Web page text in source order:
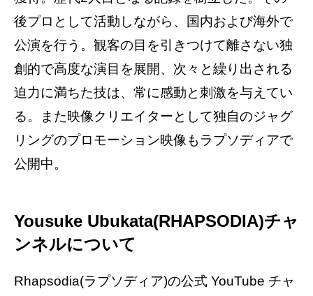
後プロとして活動しながら、国内および海外で
公演を行う。観客の目を引きつけて離さない独
創的で高度な演目を展開、次々と繰り出される
迫力に満ちた技は、常に感動と刺激を与えてい
る。また映像クリエイターとして独自のジャグ
リングのプロモーション映像もラプソディアで
公開中。
Yousuke Ubukata(RHAPSODIA)チャ
ンネルについて
Rhapsodia(ラプソディア)の公式 YouTube チャ